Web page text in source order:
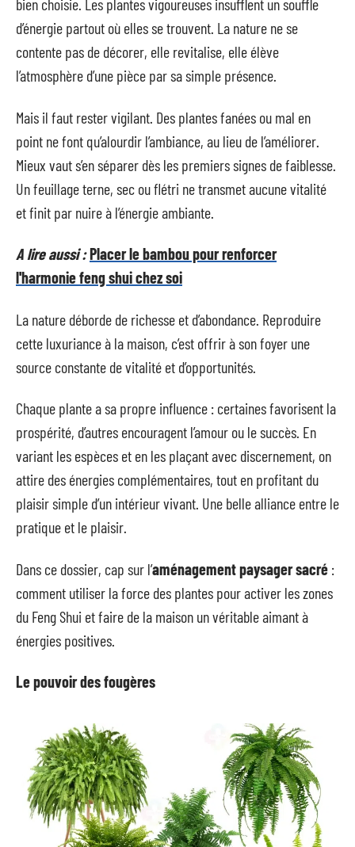
bien choisie. Les plantes vigoureuses insufflent un souffle
d’énergie partout où elles se trouvent. La nature ne se
contente pas de décorer, elle revitalise, elle élève
l’atmosphère d’une pièce par sa simple présence.
Mais il faut rester vigilant. Des plantes fanées ou mal en
point ne font qu’alourdir l’ambiance, au lieu de l’améliorer.
Mieux vaut s’en séparer dès les premiers signes de faiblesse.
Un feuillage terne, sec ou flétri ne transmet aucune vitalité
et finit par nuire à l’énergie ambiante.
A lire aussi :Placer le bambou pour renforcer
l'harmonie feng shui chez soi
La nature déborde de richesse et d’abondance. Reproduire
cette luxuriance à la maison, c’est offrir à son foyer une
source constante de vitalité et d’opportunités.
Chaque plante a sa propre influence : certaines favorisent la
prospérité, d’autres encouragent l’amour ou le succès. En
variant les espèces et en les plaçant avec discernement, on
attire des énergies complémentaires, tout en profitant du
plaisir simple d’un intérieur vivant. Une belle alliance entre le
pratique et le plaisir.
Dans ce dossier, cap sur l’aménagement paysager sacré :
comment utiliser la force des plantes pour activer les zones
du Feng Shui et faire de la maison un véritable aimant à
énergies positives.
Le pouvoir des fougères